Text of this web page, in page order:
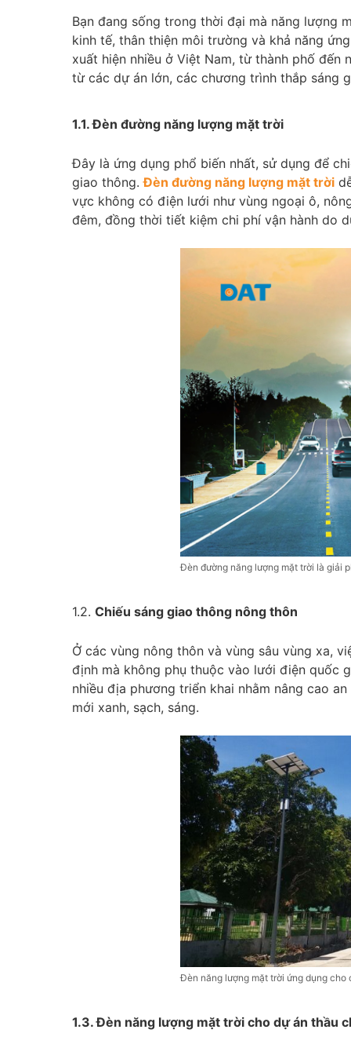
Bạn đang sống trong thời đại mà năng lượng
kinh tế, thân thiện môi trường và khả năng
xuất hiện nhiều ở Việt Nam, từ thành phố đến
từ các dự án lớn, các chương trình thắp sáng
1.1. Đèn đường năng lượng mặt trời
Đây là ứng dụng phổ biến nhất, sử dụng để
giao thông.Đèn đường năng lượng mặt trời
vực không có điện lưới như vùng ngoại ô,
đêm, đồng thời tiết kiệm chi phí vận hành do
Đèn đường năng lượng mặt trời là giải
1.2. Chiếu sáng giao thông nông thôn
Ở các vùng nông thôn và vùng sâu vùng xa,
định mà không phụ thuộc vào lưới điện quốc
nhiều địa phương triển khai nhằm nâng cao
mới xanh, sạch, sáng.​
Đèn năng lượng mặt trời ứng dụng cho
1.3. Đèn năng lượng mặt trời cho dự án thầu